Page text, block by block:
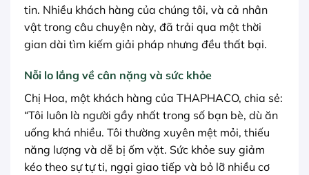
tin. Nhiều khách hàng của chúng tôi, và cả nhân
vật trong câu chuyện này, đã trải qua một thời
gian dài tìm kiếm giải pháp nhưng đều thất bại.
Nỗi lo lắng về cân nặng và sức khỏe
Chị Hoa, một khách hàng của THAPHACO, chia sẻ:
“Tôi luôn là người gầy nhất trong số bạn bè, dù ăn
uống khá nhiều. Tôi thường xuyên mệt mỏi, thiếu
năng lượng và dễ bị ốm vặt. Sức khỏe suy giảm
kéo theo sự tự ti, ngại giao tiếp và bỏ lỡ nhiều cơ